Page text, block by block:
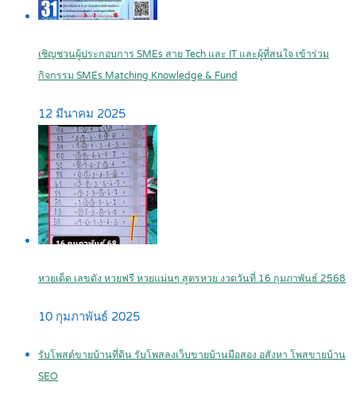
เชิญชวนผู้ประกอบการ SMEs สาย Tech และ IT และผู้ที่สนใจ เข้าร่วม
กิจกรรม SMEs Matching Knowledge & Fund
12 มีนาคม 2025
หวยเด็ด เลขดัง หวยฟรี หวยแม่นๆ สูตรหวย งวดวันที่ 16 กุมภาพันธ์ 2568
10 กุมภาพันธ์ 2025
รับโพสต์ขายบ้านที่ดิน รับโพสลงเว็บขายบ้านมือสอง อสังหา โพสขายบ้าน
SEO